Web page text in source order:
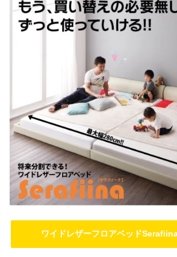
ワイドレザーフロアベッド